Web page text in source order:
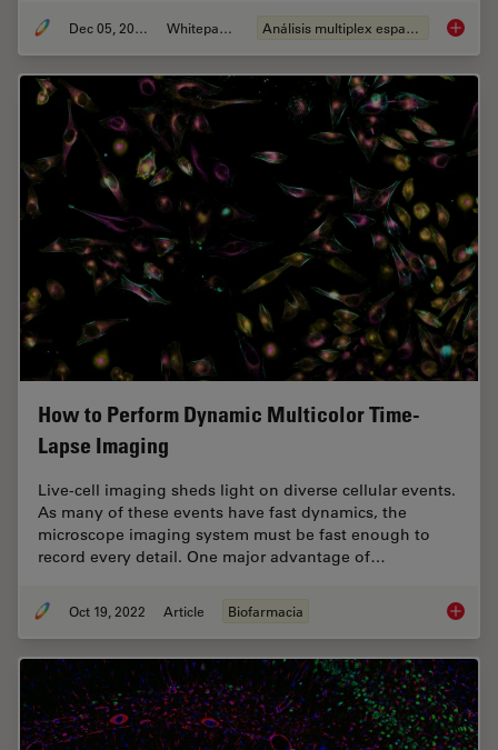
Dec 05, 2022 Whitepaper Análisis multiplex espacial
How to Perform Dynamic Multicolor Time-
Lapse Imaging
Live-cell imaging sheds light on diverse cellular events.
As many of these events have fast dynamics, the
microscope imaging system must be fast enough to
record every detail. One major advantage of…
Oct 19, 2022 Article Biofarmacia How to